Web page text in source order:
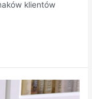
klientów